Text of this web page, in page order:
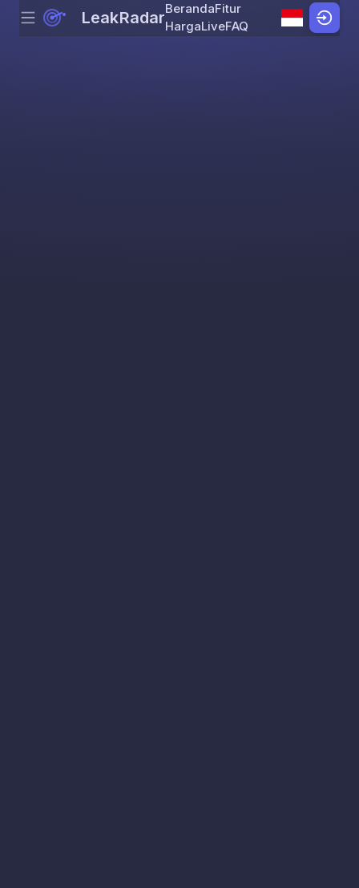
Skip to content
Menu LeakRadarBerandaFitur
HargaLiveFAQ